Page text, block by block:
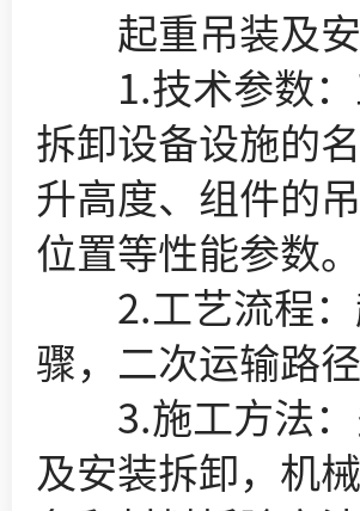
起重吊装及安
1.技术参数：
拆卸设备设施的
升高度、组件的
位置等性能参数。
2.工艺流程：
骤，二次运输路
3.施工方法：
及安装拆卸，机